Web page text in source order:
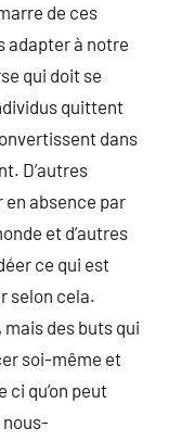
de ces
adapter à notre
qui doit se
quittent
dans
D’autres
absence par
et d’autres
ce qui est
selon cela.
des buts qui
soi-même et
ci qu’on peut